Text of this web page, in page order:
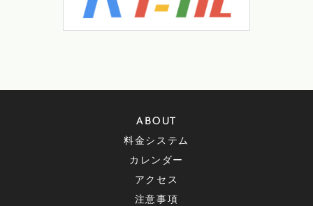
ABOUT
料金システム
カレンダー
アクセス
注意事項